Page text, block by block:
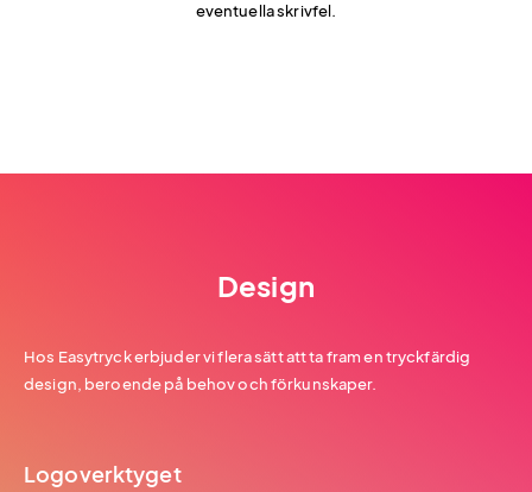
eventuella skrivfel.
Design
Hos Easytryck erbjuder vi flera sätt att ta fram en tryckfärdig
design, beroende på behov och förkunskaper.
Logoverktyget